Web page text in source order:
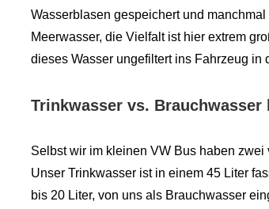
Wasserblasen gespeichert und
Meerwasser, die Vielfalt ist hier extrem
dieses Wasser ungefiltert ins Fahrzeug in
Trinkwasser vs. Brauchwasser
Selbst wir im kleinen VW Bus haben
Unser Trinkwasser ist in einem 45 Liter
bis 20 Liter, von uns als Brauchwasser